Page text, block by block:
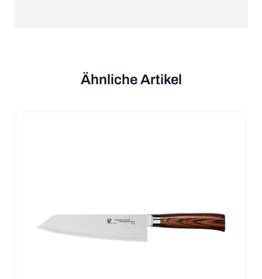
Ähnliche Artikel